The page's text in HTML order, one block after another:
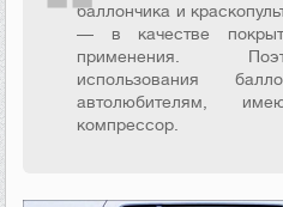
баллончика и
— в качестве
применения.
использования
автолюбителям,
компрессор.